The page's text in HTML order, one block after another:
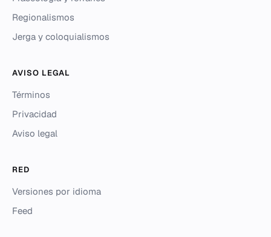
Regionalismos
Jerga y coloquialismos
AVISO LEGAL
Términos
Privacidad
Aviso legal
RED
Versiones por idioma
Feed